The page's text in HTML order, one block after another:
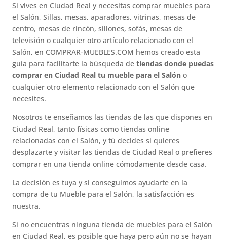
Si vives en Ciudad Real y necesitas comprar muebles para
el Salón, Sillas, mesas, aparadores, vitrinas, mesas de
centro, mesas de rincón, sillones, sofás, mesas de
televisión o cualquier otro artículo relacionado con el
Salón, en COMPRAR-MUEBLES.COM hemos creado esta
guía para facilitarte la búsqueda detiendas donde puedas
comprar en Ciudad Real tu mueble para el Salóno
cualquier otro elemento relacionado con el Salón que
necesites.
Nosotros te enseñamos las tiendas de las que dispones en
Ciudad Real, tanto físicas como tiendas online
relacionadas con el Salón, y tú decides si quieres
desplazarte y visitar las tiendas de Ciudad Real o prefieres
comprar en una tienda online cómodamente desde casa.
La decisión es tuya y si conseguimos ayudarte en la
compra de tu Mueble para el Salón, la satisfacción es
nuestra.
Si no encuentras ninguna tienda de muebles para el Salón
en Ciudad Real, es posible que haya pero aún no se hayan